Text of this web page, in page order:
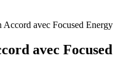
avec Focused Energy
avec Focused